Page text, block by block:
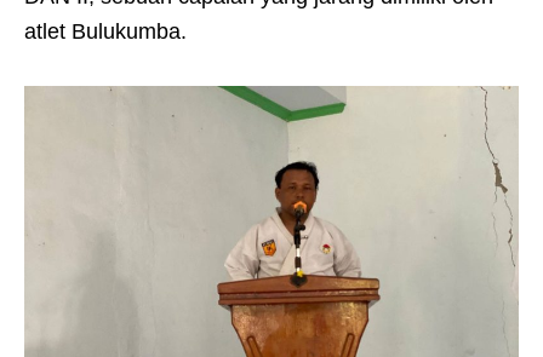
atlet Bulukumba.